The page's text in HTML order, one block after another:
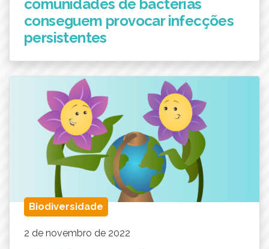
comunidades de bactérias
conseguem provocar infecções
persistentes
Biodiversidade
2 de novembro de 2022